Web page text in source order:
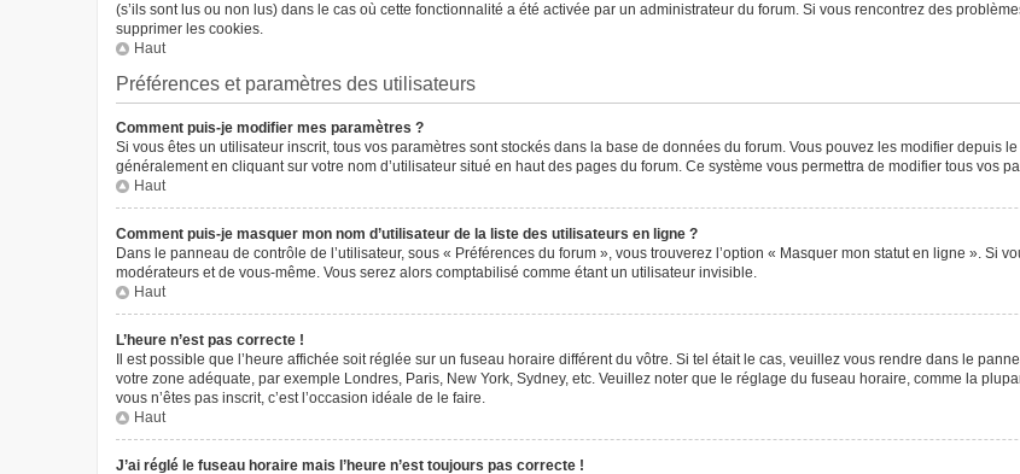
(s’ils sont lus ou non lus) dans le cas où cette fonctionnalité a été activée par un administrateur du forum. Si vous rencontrez des
supprimer les cookies.
Haut
Préférences et paramètres des utilisateurs
Comment puis-je modifier mes paramètres ?
Si vous êtes un utilisateur inscrit, tous vos paramètres sont stockés dans la base de données du forum. Vous pouvez les modifier depuis
généralement en cliquant sur votre nom d’utilisateur situé en haut des pages du forum. Ce système vous permettra de modifier tous vos
Haut
Comment puis-je masquer mon nom d’utilisateur de la liste des utilisateurs en ligne ?
Dans le panneau de contrôle de l’utilisateur, sous « Préférences du forum », vous trouverez l’option « Masquer mon statut en ligne ». Si
modérateurs et de vous-même. Vous serez alors comptabilisé comme étant un utilisateur invisible.
Haut
L’heure n’est pas correcte !
Il est possible que l’heure affichée soit réglée sur un fuseau horaire différent du vôtre. Si tel était le cas, veuillez vous rendre dans le
votre zone adéquate, par exemple Londres, Paris, New York, Sydney, etc. Veuillez noter que le réglage du fuseau horaire, comme la
vous n’êtes pas inscrit, c’est l’occasion idéale de le faire.
Haut
J’ai réglé le fuseau horaire mais l’heure n’est toujours pas correcte !